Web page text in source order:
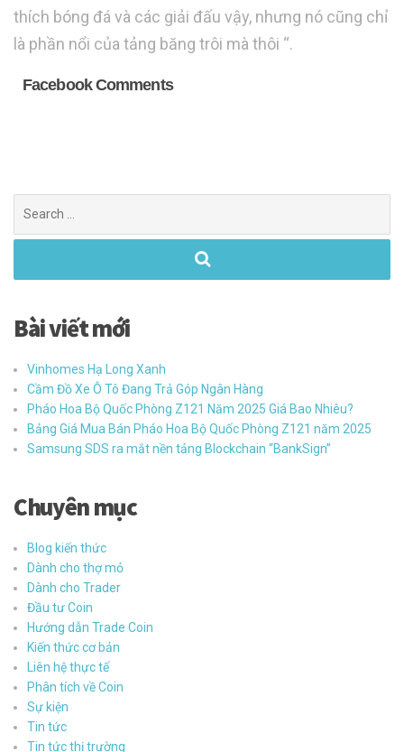
thích bóng đá và các giải đấu vậy, nhưng nó cũng chỉ
là phần nổi của tảng băng trôi mà thôi “.
Facebook Comments
Bài viết mới
Vinhomes Hạ Long Xanh
Cầm Đồ Xe Ô Tô Đang Trả Góp Ngân Hàng
Pháo Hoa Bộ Quốc Phòng Z121 Năm 2025 Giá Bao Nhiêu?
Bảng Giá Mua Bán Pháo Hoa Bộ Quốc Phòng Z121 năm 2025
Samsung SDS ra mắt nền tảng Blockchain “BankSign”
Chuyên mục
Blog kiến thức
Dành cho thợ mỏ
Dành cho Trader
Đầu tư Coin
Hướng dẫn Trade Coin
Kiến thức cơ bản
Liên hệ thực tế
Phân tích về Coin
Sự kiện
Tin tức
Tin tức thị trường